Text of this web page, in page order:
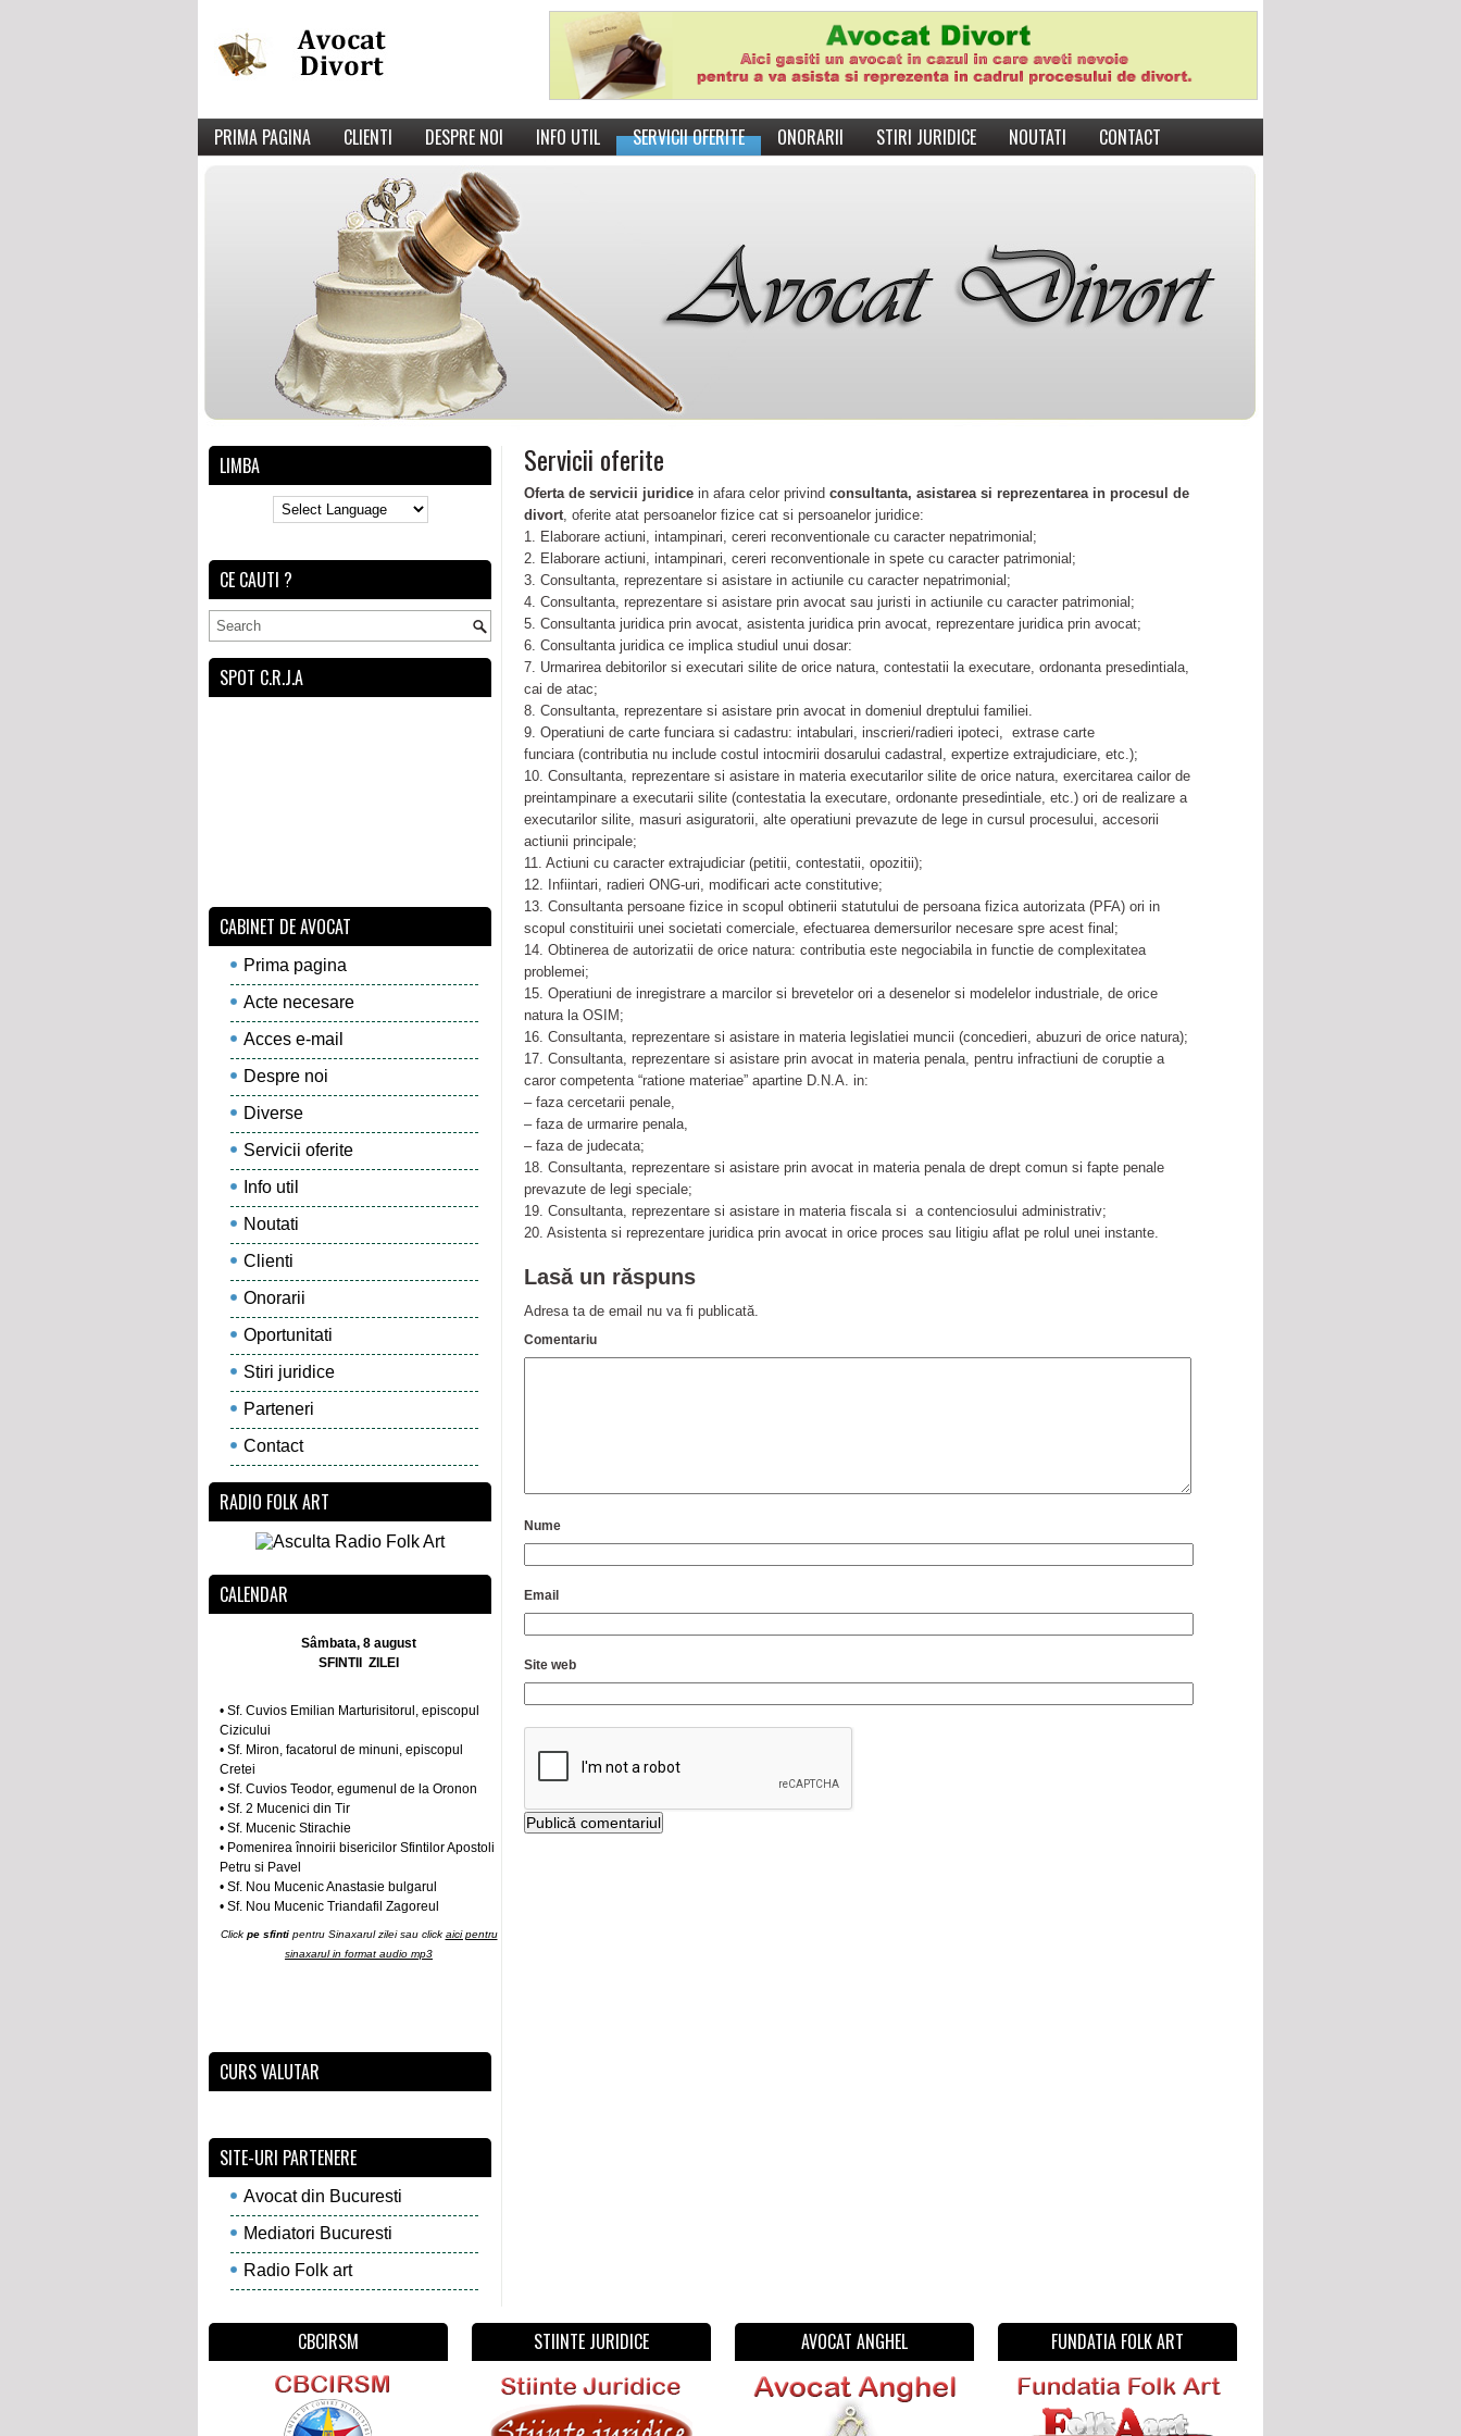
PRIMA PAGINA CLIENTI DESPRE NOI INFO UTIL SERVICII OFERITE ONORARII STIRI JURIDICE NOUTATI CONTACT
Servicii oferite
Oferta de servicii juridice in afara celor privind consultanta, asistarea si reprezentarea in procesul de
divort, oferite atat persoanelor fizice cat si persoanelor juridice:
1. Elaborare actiuni, intampinari, cereri reconventionale cu caracter nepatrimonial;
2. Elaborare actiuni, intampinari, cereri reconventionale in spete cu caracter patrimonial;
3. Consultanta, reprezentare si asistare in actiunile cu caracter nepatrimonial;
4. Consultanta, reprezentare si asistare prin avocat sau juristi in actiunile cu caracter patrimonial;
5. Consultanta juridica prin avocat, asistenta juridica prin avocat, reprezentare juridica prin avocat;
6. Consultanta juridica ce implica studiul unui dosar:
7. Urmarirea debitorilor si executari silite de orice natura, contestatii la executare, ordonanta presedintiala,
cai de atac;
8. Consultanta, reprezentare si asistare prin avocat in domeniul dreptului familiei.
9. Operatiuni de carte funciara si cadastru: intabulari, inscrieri/radieri ipoteci, extrase carte
funciara (contributia nu include costul intocmirii dosarului cadastral, expertize extrajudiciare, etc.);
10. Consultanta, reprezentare si asistare in materia executarilor silite de orice natura, exercitarea cailor de
preintampinare a executarii silite (contestatia la executare, ordonante presedintiale, etc.) ori de realizare a
executarilor silite, masuri asiguratorii, alte operatiuni prevazute de lege in cursul procesului, accesorii
actiunii principale;
11. Actiuni cu caracter extrajudiciar (petitii, contestatii, opozitii);
12. Infiintari, radieri ONG-uri, modificari acte constitutive;
13. Consultanta persoane fizice in scopul obtinerii statutului de persoana fizica autorizata (PFA) ori in
scopul constituirii unei societati comerciale, efectuarea demersurilor necesare spre acest final;
14. Obtinerea de autorizatii de orice natura: contributia este negociabila in functie de complexitatea
problemei;
15. Operatiuni de inregistrare a marcilor si brevetelor ori a desenelor si modelelor industriale, de orice
natura la OSIM;
16. Consultanta, reprezentare si asistare in materia legislatiei muncii (concedieri, abuzuri de orice natura);
17. Consultanta, reprezentare si asistare prin avocat in materia penala, pentru infractiuni de coruptie a
caror competenta “ratione materiae” apartine D.N.A. in:
– faza cercetarii penale,
– faza de urmarire penala,
– faza de judecata;
18. Consultanta, reprezentare si asistare prin avocat in materia penala de drept comun si fapte penale
prevazute de legi speciale;
19. Consultanta, reprezentare si asistare in materia fiscala si a contenciosului administrativ;
20. Asistenta si reprezentare juridica prin avocat in orice proces sau litigiu aflat pe rolul unei instante.
Lasă un răspuns
Adresa ta de email nu va fi publicată.
Comentariu
Nume
Email
Site web
LIMBA
CE CAUTI ?
SPOT C.R.J.A
CABINET DE AVOCAT
Prima pagina
Acte necesare
Acces e-mail
Despre noi
Diverse
Servicii oferite
Info util
Noutati
Clienti
Onorarii
Oportunitati
Stiri juridice
Parteneri
Contact
RADIO FOLK ART
CALENDAR
Sâmbata, 8 august
SFINTII ZILEI
• Sf. Cuvios Emilian Marturisitorul, episcopul
Cizicului
• Sf. Miron, facatorul de minuni, episcopul
Cretei
• Sf. Cuvios Teodor, egumenul de la Oronon
• Sf. 2 Mucenici din Tir
• Sf. Mucenic Stirachie
• Pomenirea înnoirii bisericilor Sfintilor Apostoli
Petru si Pavel
• Sf. Nou Mucenic Anastasie bulgarul
• Sf. Nou Mucenic Triandafil Zagoreul
Click pe sfintipentru Sinaxarul zilei sau click aici pentru
sinaxarul in format audio mp3
CURS VALUTAR
SITE-URI PARTENERE
Avocat din Bucuresti
Mediatori Bucuresti
Radio Folk art
CBCIRSM STIINTE JURIDICE AVOCAT ANGHEL FUNDATIA FOLK ART